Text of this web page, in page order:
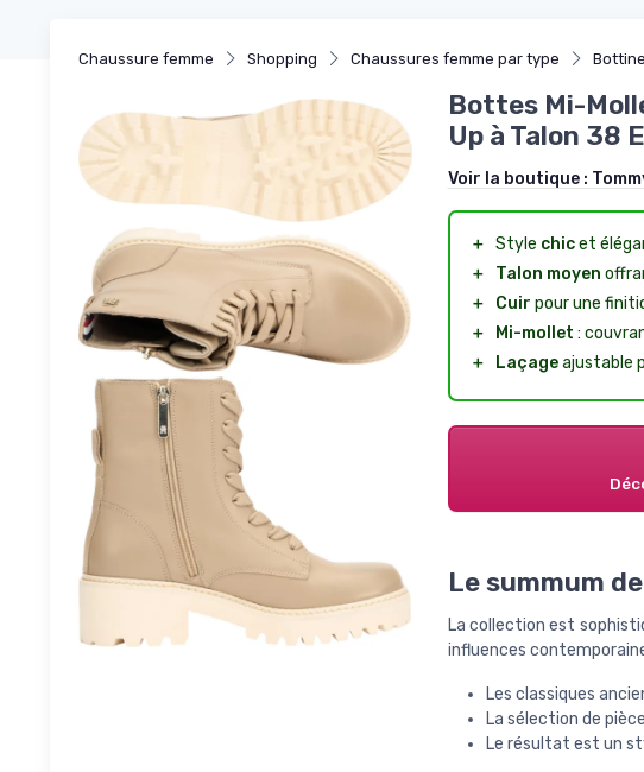
Chaussure femme Shopping Chaussures femme par type
Bottes Mi-
Up à Talon 38
Voir la boutique :
＋ Style chicet
＋
Talon moyen
＋
Cuir pour une
＋
Mi-mollet :
＋
Laçageajustable
Le summum
La collection est
influences
Les classiques
La sélection de
Le résultat est un